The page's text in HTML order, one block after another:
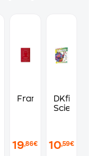
Frankenstein
19,86€
DKfindout!
Science
10,59€